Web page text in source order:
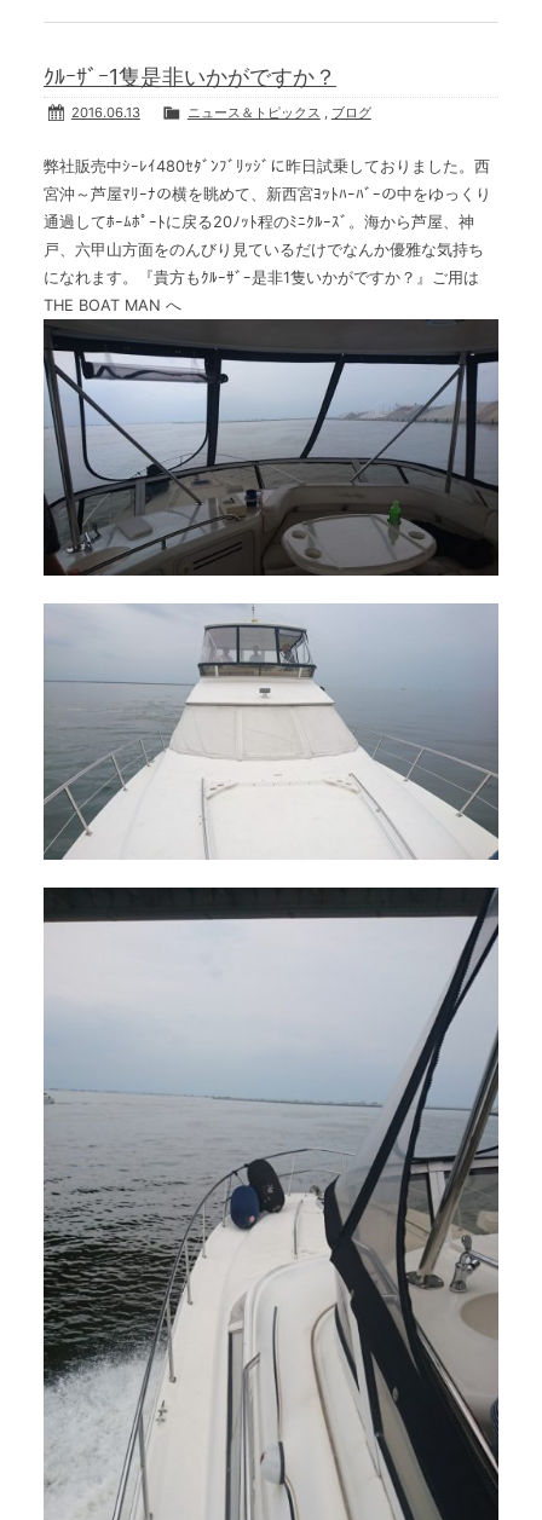
ｸﾙｰｻﾞｰ1隻是非いかがですか？
2016.06.13 ニュース＆トピックス , ブログ
弊社販売中ｼｰﾚｲ480ｾﾀﾞﾝﾌﾞﾘｯｼﾞに昨日試乗しておりました。西
宮沖～芦屋ﾏﾘｰﾅの横を眺めて、新西宮ﾖｯﾄﾊｰﾊﾞｰの中をゆっくり
通過してﾎｰﾑﾎﾟｰﾄに戻る20ﾉｯﾄ程のﾐﾆｸﾙｰｽﾞ。海から芦屋、神
戸、六甲山方面をのんびり見ているだけでなんか優雅な気持ち
になれます。『貴方もｸﾙｰｻﾞｰ是非1隻いかがですか？』ご用は
THE BOAT MAN へ